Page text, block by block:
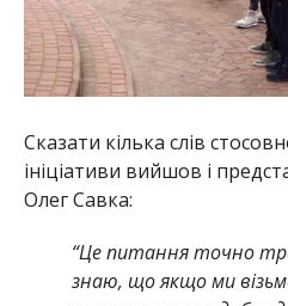
Сказати кілька слів
ініціативи вийшов і
Олег Савка:
“Це питання точно
знаю, що якщо ми